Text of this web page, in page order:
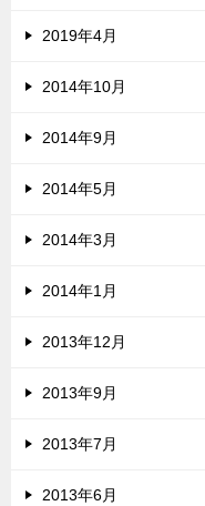
2019年4月
2014年10月
2014年9月
2014年5月
2014年3月
2014年1月
2013年12月
2013年9月
2013年7月
2013年6月